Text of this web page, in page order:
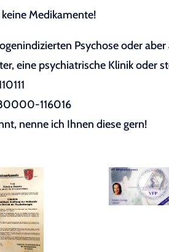
Medikamente!
Psychose oder
eine psychiatrische Klinik oder
116016
nenne ich Ihnen diese gern!